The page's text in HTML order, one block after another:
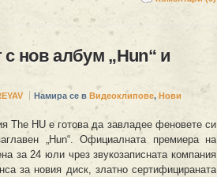
нов албум „Hun“ и
Намира се в Видеоклипове, Нови
The HU е готова да завладее феновете си
„Hun“. Официалната премиера на
за 24 юли чрез звукозаписната компания
за новия диск, златно сертифицираната